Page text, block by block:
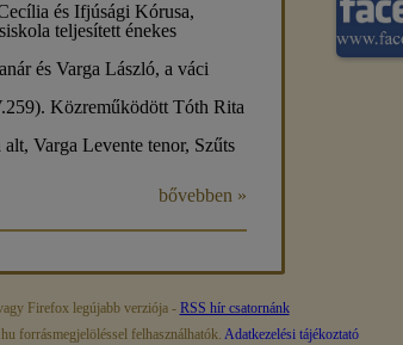
és Ifjúsági Kórusa,
teljesített énekes
és Varga László, a váci
Közreműködött Tóth Rita
Varga Levente tenor, Szűts
bővebben »
Firefox legújabb verziója - RSS hír csatornánk
forrásmegjelöléssel felhasználhatók. Adatkezelési tájékoztató